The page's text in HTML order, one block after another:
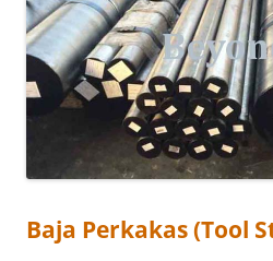
Baja Perkakas (Tool